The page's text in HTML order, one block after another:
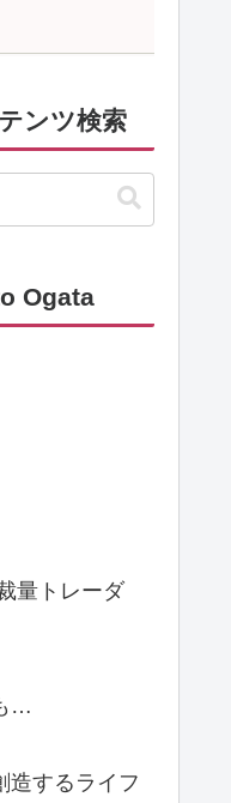
ンツ検索
Ogata
量トレーダ
…
造するライフ